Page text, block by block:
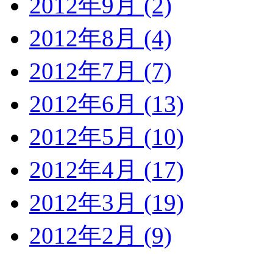
2012年8月 (4)
2012年7月 (7)
2012年6月 (13)
2012年5月 (10)
2012年4月 (17)
2012年3月 (19)
2012年2月 (9)